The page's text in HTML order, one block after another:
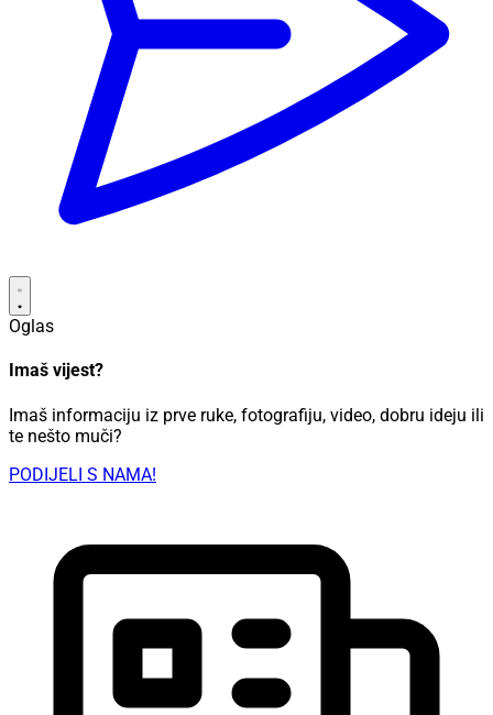
Oglas
Imaš vijest?
Imaš informaciju iz prve ruke, fotografiju, video, dobru ideju ili
te nešto muči?
PODIJELI S NAMA!